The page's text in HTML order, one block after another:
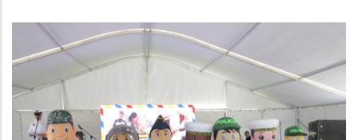
A
LA
NAVEGACIÓN